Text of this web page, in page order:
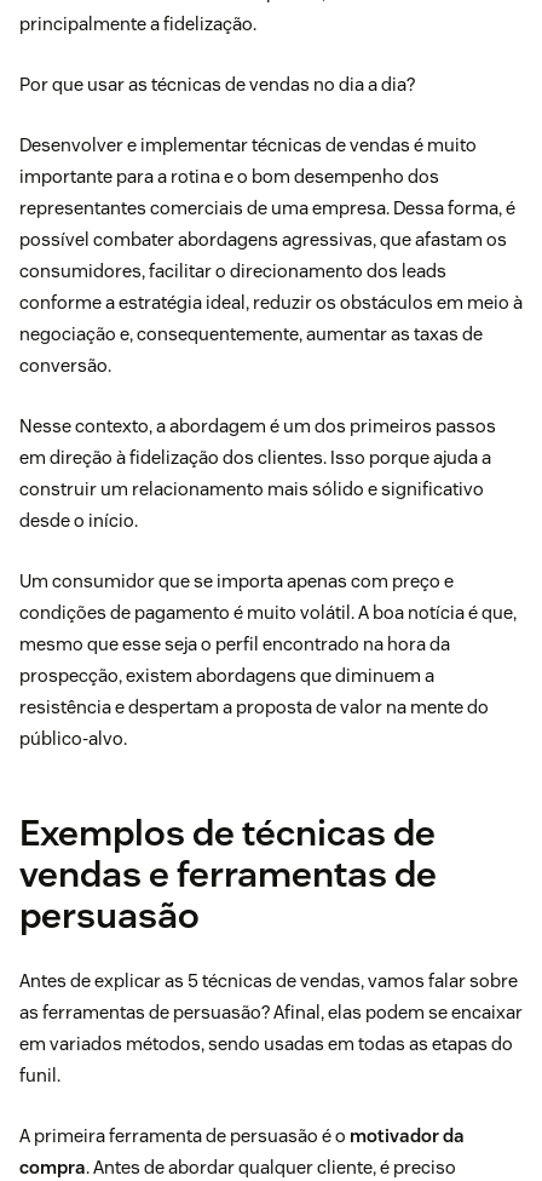
principalmente a fidelização.
Por que usar as técnicas de vendas no dia a dia?
Desenvolver e implementar técnicas de vendas é muito
importante para a rotina e o bom desempenho dos
representantes comerciais de uma empresa. Dessa forma, é
possível combater abordagens agressivas, que afastam os
consumidores, facilitar o direcionamento dos leads
conforme a estratégia ideal, reduzir os obstáculos em meio à
negociação e, consequentemente, aumentar as taxas de
conversão.
Nesse contexto, a abordagem é um dos primeiros passos
em direção à fidelização dos clientes. Isso porque ajuda a
construir um relacionamento mais sólido e significativo
desde o início.
Um consumidor que se importa apenas com preço e
condições de pagamento é muito volátil. A boa notícia é que,
mesmo que esse seja o perfil encontrado na hora da
prospecção, existem abordagens que diminuem a
resistência e despertam a proposta de valor na mente do
público-alvo.
Exemplos de técnicas de
vendas e ferramentas de
persuasão
Antes de explicar as 5 técnicas de vendas, vamos falar sobre
as ferramentas de persuasão? Afinal, elas podem se encaixar
em variados métodos, sendo usadas em todas as etapas do
funil.
A primeira ferramenta de persuasão é o motivador da
compra. Antes de abordar qualquer cliente, é preciso